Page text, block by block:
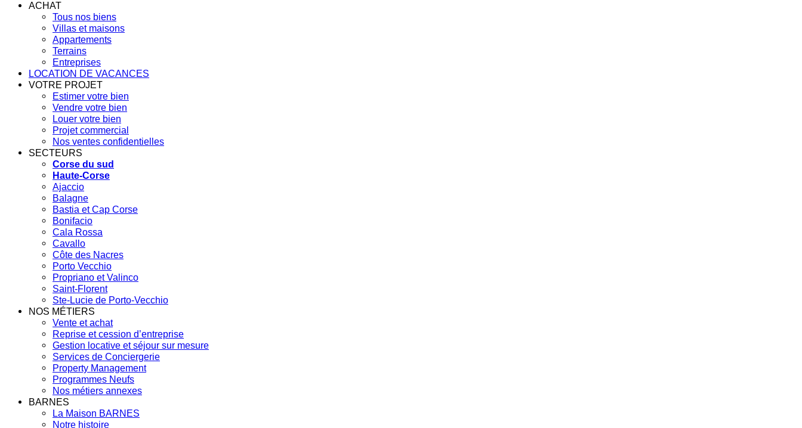
ACHAT
Tous nos biens
Villas et maisons
Appartements
Terrains
Entreprises
LOCATION DE VACANCES
VOTRE PROJET
Estimer votre bien
Vendre votre bien
Louer votre bien
Projet commercial
Nos ventes confidentielles
SECTEURS
Corse du sud
Haute-Corse
Ajaccio
Balagne
Bastia et Cap Corse
Bonifacio
Cala Rossa
Cavallo
Côte des Nacres
Porto Vecchio
Propriano et Valinco
Saint-Florent
Ste-Lucie de Porto-Vecchio
NOS MÉTIERS
Vente et achat
Reprise et cession d’entreprise
Gestion locative et séjour sur mesure
Services de Conciergerie
Property Management
Programmes Neufs
Nos métiers annexes
BARNES
La Maison BARNES
Notre histoire